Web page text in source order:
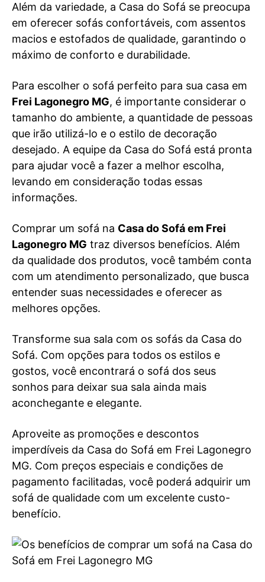
Além da variedade, a Casa do Sofá se preocupa
em oferecer sofás confortáveis, com assentos
macios e estofados de qualidade, garantindo o
máximo de conforto e durabilidade.
Para escolher o sofá perfeito para sua casa em
Frei Lagonegro MG, é importante considerar o
tamanho do ambiente, a quantidade de pessoas
que irão utilizá-lo e o estilo de decoração
desejado. A equipe da Casa do Sofá está pronta
para ajudar você a fazer a melhor escolha,
levando em consideração todas essas
informações.
Comprar um sofá na Casa do Sofá em Frei
Lagonegro MG traz diversos benefícios. Além
da qualidade dos produtos, você também conta
com um atendimento personalizado, que busca
entender suas necessidades e oferecer as
melhores opções.
Transforme sua sala com os sofás da Casa do
Sofá. Com opções para todos os estilos e
gostos, você encontrará o sofá dos seus
sonhos para deixar sua sala ainda mais
aconchegante e elegante.
Aproveite as promoções e descontos
imperdíveis da Casa do Sofá em Frei Lagonegro
MG. Com preços especiais e condições de
pagamento facilitadas, você poderá adquirir um
sofá de qualidade com um excelente custo-
benefício.